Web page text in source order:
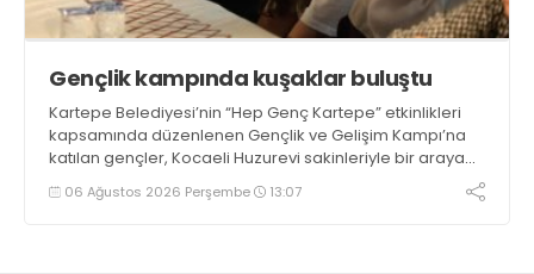
Gençlik kampında kuşaklar buluştu
Kartepe Belediyesi’nin “Hep Genç Kartepe” etkinlikleri
kapsamında düzenlenen Gençlik ve Gelişim Kampı’na
katılan gençler, Kocaeli Huzurevi sakinleriyle bir araya
geldi06 Ağustos 2026 Perşembe 13:07